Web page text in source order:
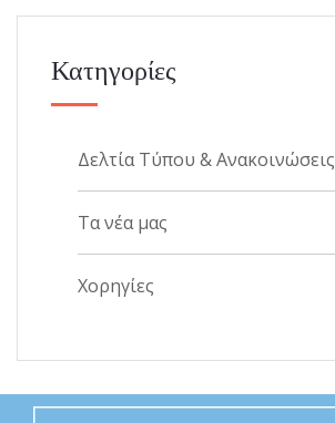
Κατηγορίες
Δελτία Τύπου & Ανακοινώσεις
Τα νέα μας
Χορηγίες